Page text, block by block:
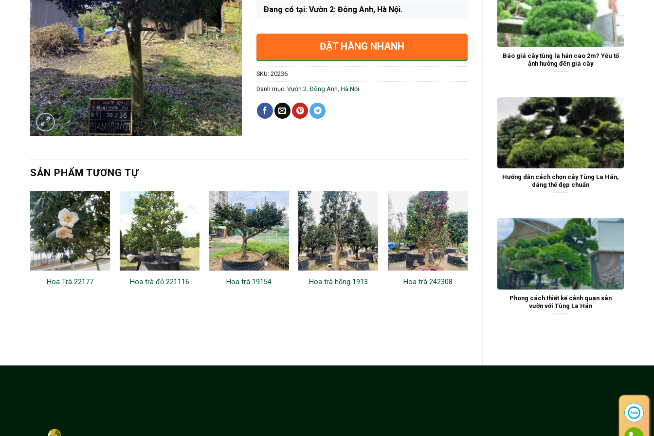
Báo giá cây tùng la hán cao 2m? Yếu tố
ảnh hưởng đến giá cây
Hướng dẫn cách chọn cây Tùng La Hán,
dáng thế đẹp chuẩn
Phong cách thiết kế cảnh quan sân
vườn với Tùng La Hán
Ðang có tại: Vườn 2: Đông Anh, Hà Nội.
ĐẶT HÀNG NHANH
SKU: 20236
Danh mục: Vườn 2: Đông Anh, Hà Nội.
SẢN PHẨM TƯƠNG TỰ
Hoa Trà 22177 Hoa trà đỏ 221116 Hoa trà 19154 Hoa trà hồng 1913 Hoa trà 242308 Hoa Trà Đỏ 23237 Hoa trà hồng 221401